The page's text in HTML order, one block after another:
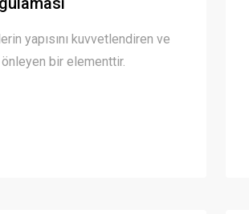
yapısını kuvvetlendiren ve
bir elementtir.